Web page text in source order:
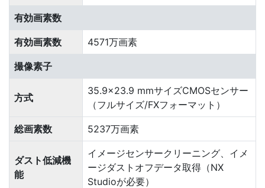
有効画素数
有効画素数 4571万画素
撮像素子
方式
35.9×23.9 mmサイズCMOSセンサー
（フルサイズ/FXフォーマット）
総画素数 5237万画素
ダスト低減機
能
イメージセンサークリーニング、イメ
ージダストオフデータ取得（NX
Studioが必要）